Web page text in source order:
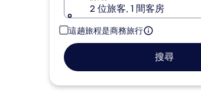
2 位旅客, 1 間客房
這趟旅程是商務旅行
搜尋